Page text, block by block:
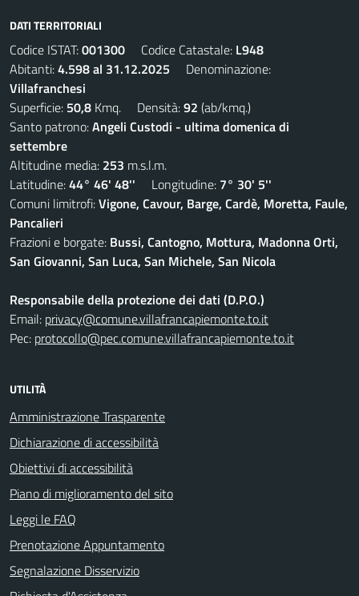
DATI TERRITORIALI
Codice ISTAT:001300 Codice Catastale: L948
Abitanti:4.598 al 31.12.2025 Denominazione:
Villafranchesi
Superficie: 50,8 Kmq. Densità:92 (ab/kmq.)
Santo patrono:Angeli Custodi - ultima domenica di
settembre
Altitudine media: 253 m.s.l.m.
Latitudine:44° 46' 48'' Longitudine: 7° 30' 5''
Comuni limitrofi:Vigone, Cavour, Barge, Cardè, Moretta, Faule,
Pancalieri
Frazioni e borgate: Bussi, Cantogno, Mottura, Madonna Orti,
San Giovanni, San Luca, San Michele, San Nicola
Responsabile della protezione dei dati (D.P.O.)
Email: privacy@comune.villafrancapiemonte.to.it
Pec: protocollo@pec.comune.villafrancapiemonte.to.it
UTILITÀ
Amministrazione Trasparente
Dichiarazione di accessibilità
Obiettivi di accessibilità
Piano di miglioramento del sito
Leggi le FAQ
Prenotazione Appuntamento
Segnalazione Disservizio